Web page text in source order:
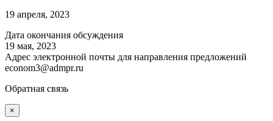
19 апреля, 2023
Дата окончания обсуждения
19 мая, 2023
Адрес электронной почты для направления предложений
econom3@admpr.ru
Обратная связь
×